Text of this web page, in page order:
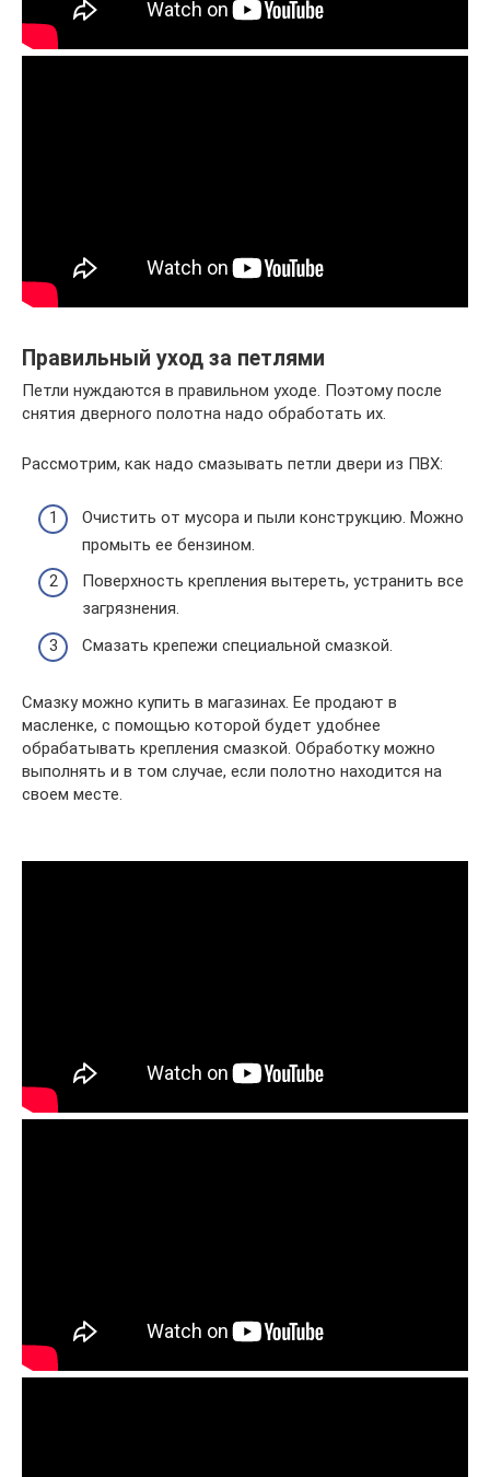
Правильный уход за петлями
Петли нуждаются в правильном уходе. Поэтому после
снятия дверного полотна надо обработать их.
Рассмотрим, как надо смазывать петли двери из ПВХ:
Очистить от мусора и пыли конструкцию. Можно
промыть ее бензином.
Поверхность крепления вытереть, устранить все
загрязнения.
Смазать крепежи специальной смазкой.
Смазку можно купить в магазинах. Ее продают в
масленке, с помощью которой будет удобнее
обрабатывать крепления смазкой. Обработку можно
выполнять и в том случае, если полотно находится на
своем месте.